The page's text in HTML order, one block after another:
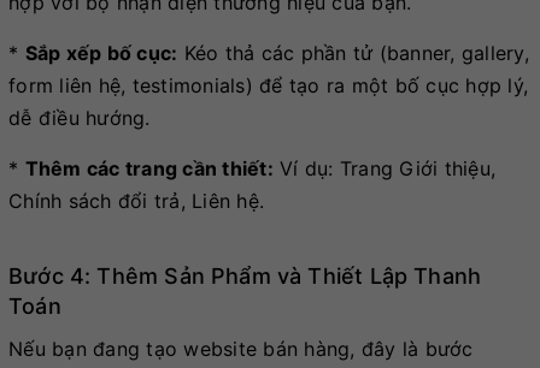
* Sắp xếp bố cục: Kéo thả các phần tử (banner, gallery,
form liên hệ, testimonials) để tạo ra một bố cục hợp lý,
dễ điều hướng.
* Thêm các trang cần thiết: Ví dụ: Trang Giới thiệu,
Chính sách đổi trả, Liên hệ.
Bước 4: Thêm Sản Phẩm và Thiết Lập Thanh
Toán
Nếu bạn đang tạo website bán hàng, đây là bước